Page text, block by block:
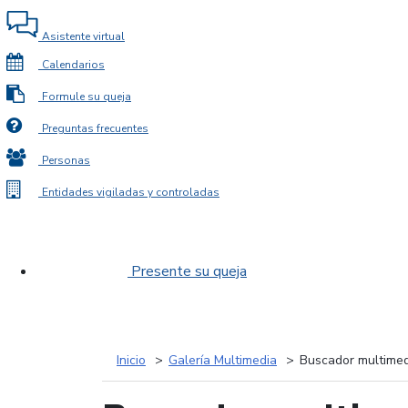
Asistente virtual
Calendarios
Formule su queja
Preguntas frecuentes
Personas
Entidades vigiladas y controladas
Presente su queja
Inicio Galería Multimedia Buscador